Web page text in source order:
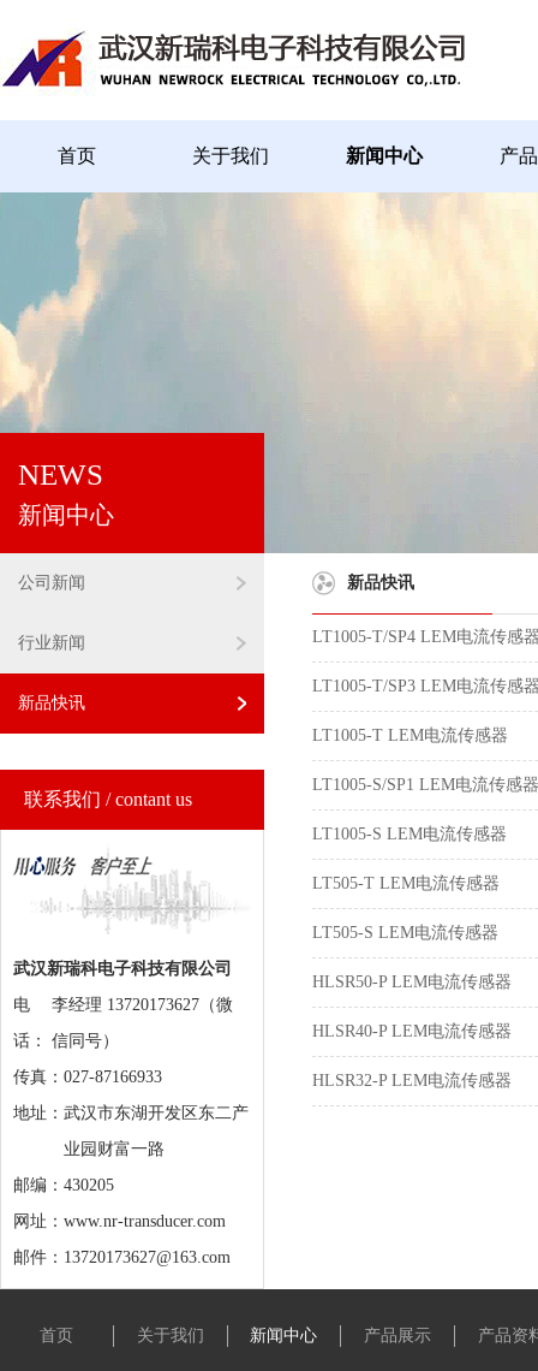
首页 关于我们 新闻中心 产
NEWS
新闻中心
公司新闻
行业新闻
新品快讯
联系我们 / contant us
武汉新瑞科电子科技有限公司
电
话：
李经理 13720173627（微
信同号）
传真：027-87166933
地址： 武汉市东湖开发区东二产
业园财富一路
邮编：430205
网址：www.nr-transducer.com
邮件：13720173627@163.com
新品快讯
LT1005-T/SP4 LEM电流传感
LT1005-T/SP3 LEM电流传感
LT1005-T LEM电流传感器
LT1005-S/SP1 LEM电流传感器
LT1005-S LEM电流传感器
LT505-T LEM电流传感器
LT505-S LEM电流传感器
HLSR50-P LEM电流传感器
HLSR40-P LEM电流传感器
HLSR32-P LEM电流传感器
首页 关于我们 新闻中心 产品展示 产品资